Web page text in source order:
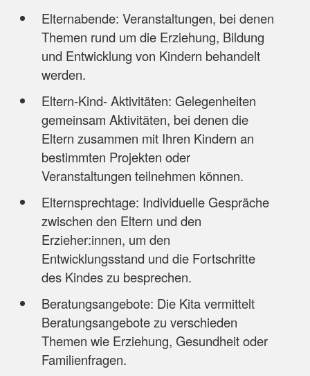
Elternabende: Veranstaltungen, bei denen
Themen rund um die Erziehung, Bildung
und Entwicklung von Kindern behandelt
werden.
Eltern-Kind- Aktivitäten: Gelegenheiten
gemeinsam Aktivitäten, bei denen die
Eltern zusammen mit Ihren Kindern an
bestimmten Projekten oder
Veranstaltungen teilnehmen können.
Elternsprechtage: Individuelle Gespräche
zwischen den Eltern und den
Erzieher:innen, um den
Entwicklungsstand und die Fortschritte
des Kindes zu besprechen.
Beratungsangebote: Die Kita vermittelt
Beratungsangebote zu verschieden
Themen wie Erziehung, Gesundheit oder
Familienfragen.